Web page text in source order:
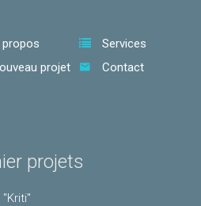
propos
Services
projet Contact
projets